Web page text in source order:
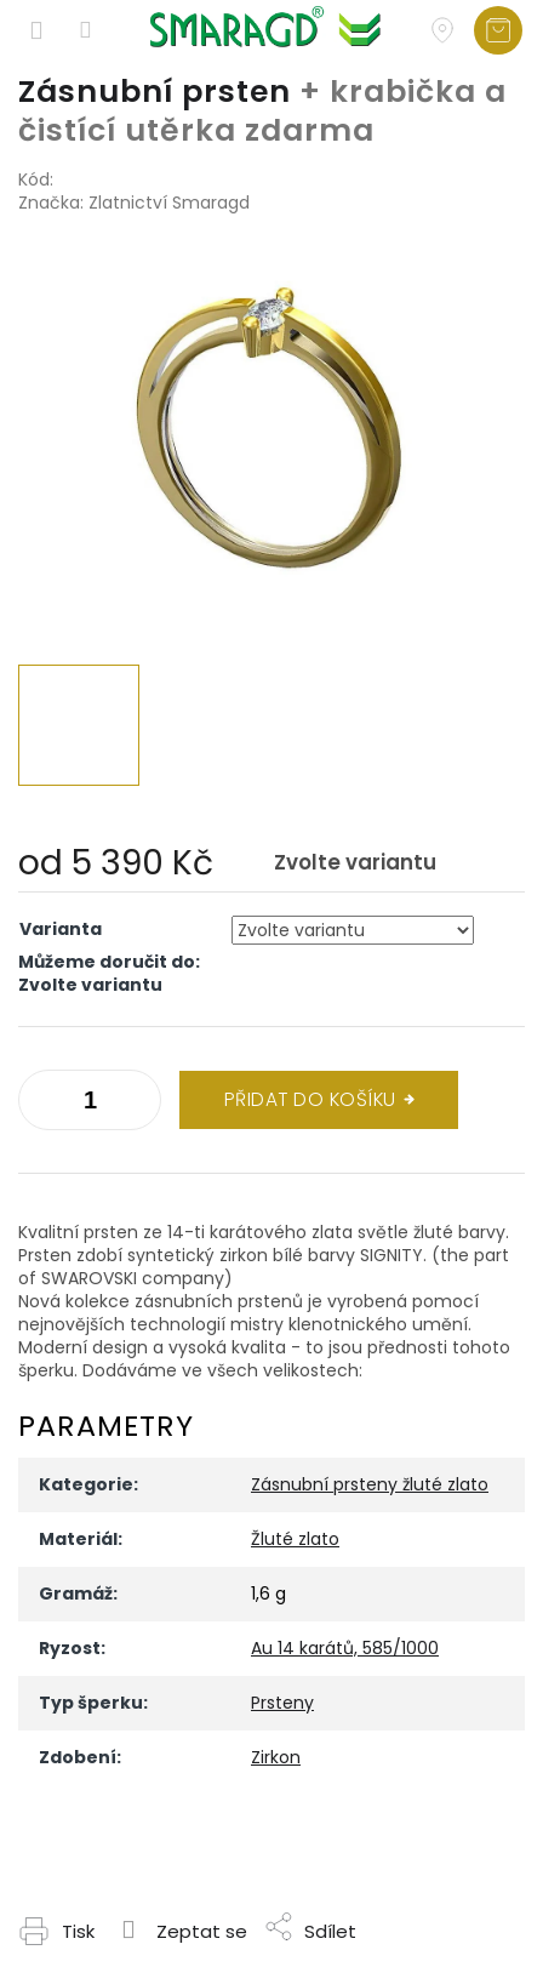
Přejít
na
obsah
Zásnubní prsten + krabička a
čistící utěrka zdarma
Kód:
Značka: Zlatnictví Smaragd
od 5 390 Kč Zvolte variantu
cena:
Varianta
Můžeme doručit do:
Zvolte variantu
PŘIDAT DO KOŠÍKU
Kvalitní prsten ze 14-ti karátového zlata světle žluté barvy.
Prsten zdobí syntetický zirkon bílé barvy SIGNITY. (the part
of SWAROVSKI company)
Nová kolekce zásnubních prstenů je vyrobená pomocí
nejnovějších technologií mistry klenotnického umění.
Moderní design a vysoká kvalita - to jsou přednosti tohoto
šperku. Dodáváme ve všech velikostech:
PARAMETRY
Kategorie: Zásnubní prsteny žluté zlato
Materiál: Žluté zlato
Gramáž: 1,6 g
Ryzost: Au 14 karátů, 585/1000
Typ šperku: Prsteny
Zdobení: Zirkon
Tisk Zeptat se Sdílet